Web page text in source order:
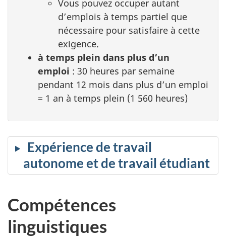
Vous pouvez occuper autant
d’emplois à temps partiel que
nécessaire pour satisfaire à cette
exigence.
à temps plein dans plus d’un
emploi : 30 heures par semaine
pendant 12 mois dans plus d’un emploi
= 1 an à temps plein (1 560 heures)
Expérience de travail
autonome et de travail étudiant
Compétences
linguistiques